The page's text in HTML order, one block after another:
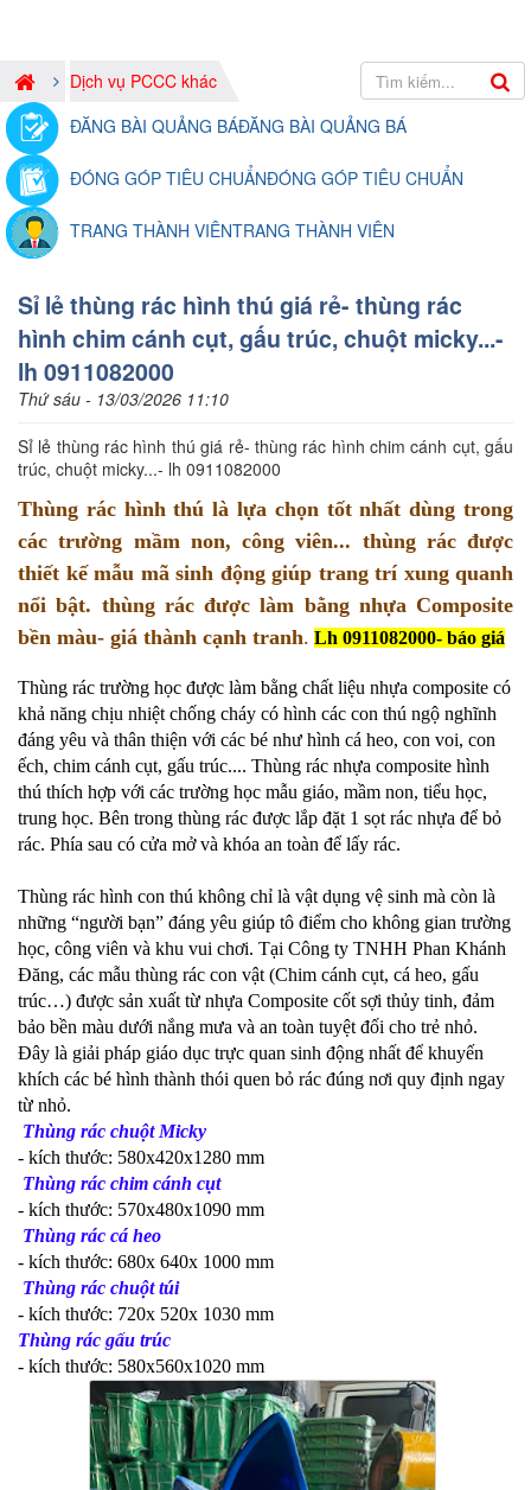
Dịch vụ PCCC khác
ĐĂNG BÀI QUẢNG BÁĐĂNG BÀI QUẢNG BÁ
ĐÓNG GÓP TIÊU CHUẨNĐÓNG GÓP TIÊU CHUẨN
TRANG THÀNH VIÊNTRANG THÀNH VIÊN
Sỉ lẻ thùng rác hình thú giá rẻ- thùng rác
hình chim cánh cụt, gấu trúc, chuột micky...-
lh 0911082000
Thứ sáu - 13/03/2026 11:10
Sỉ lẻ thùng rác hình thú giá rẻ- thùng rác hình chim cánh cụt, gấu
trúc, chuột micky...- lh 0911082000
Thùng rác hình thú là lựa chọn tốt nhất dùng trong
các trường mầm non, công viên... thùng rác được
thiết kế mẫu mã sinh động giúp trang trí xung quanh
nổi bật. thùng rác được làm bằng nhựa Composite
bền màu- giá thành cạnh tranh. Lh 0911082000- báo giá
Thùng rác trường học được làm bằng chất liệu nhựa composite có
khả năng chịu nhiệt chống cháy có hình các con thú ngộ nghĩnh
đáng yêu và thân thiện với các bé như hình cá heo, con voi, con
ếch, chim cánh cụt, gấu trúc.... Thùng rác nhựa composite hình
thú thích hợp với các trường học mẫu giáo, mầm non, tiểu học,
trung học. Bên trong thùng rác được lắp đặt 1 sọt rác nhựa để bỏ
rác. Phía sau có cửa mở và khóa an toàn để lấy rác.
Thùng rác hình con thú không chỉ là vật dụng vệ sinh mà còn là
những “người bạn” đáng yêu giúp tô điểm cho không gian trường
học, công viên và khu vui chơi. Tại Công ty TNHH Phan Khánh
Đăng, các mẫu thùng rác con vật (Chim cánh cụt, cá heo, gấu
trúc…) được sản xuất từ nhựa Composite cốt sợi thủy tinh, đảm
bảo bền màu dưới nắng mưa và an toàn tuyệt đối cho trẻ nhỏ.
Đây là giải pháp giáo dục trực quan sinh động nhất để khuyến
khích các bé hình thành thói quen bỏ rác đúng nơi quy định ngay
từ nhỏ.
Thùng rác chuột Micky
- kích thước: 580x420x1280 mm
Thùng rác chim cánh cụt
- kích thước: 570x480x1090 mm
Thùng rác cá heo
- kích thước: 680x 640x 1000 mm
Thùng rác chuột túi
- kích thước: 720x 520x 1030 mm
Thùng rác gấu trúc
- kích thước: 580x560x1020 mm